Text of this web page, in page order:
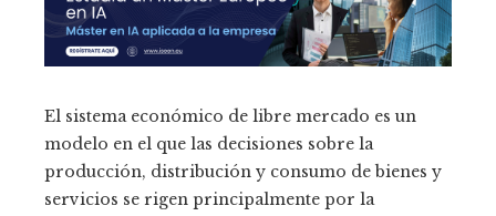
El sistema económico de libre mercado es un
modelo en el que las decisiones sobre la
producción, distribución y consumo de bienes y
servicios se rigen principalmente por la